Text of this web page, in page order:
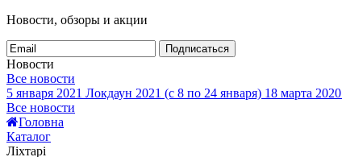
Новости, обзоры и акции
Подписаться
Новости
Все новости
5 января 2021 Локдаун 2021 (с 8 по 24 января) 18 марта 2020
Все новости
Головна
Каталог
Ліхтарі